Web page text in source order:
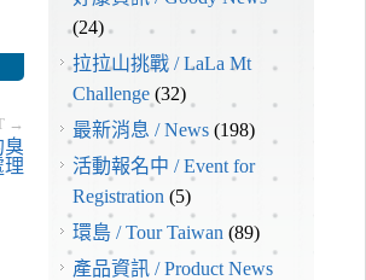
→
臭
(24)
拉拉山挑戰 / LaLa Mt
Challenge (32)
最新消息 / News (198)
活動報名中 / Event for
Registration (5)
環島 / Tour Taiwan (89)
產品資訊 / Product News